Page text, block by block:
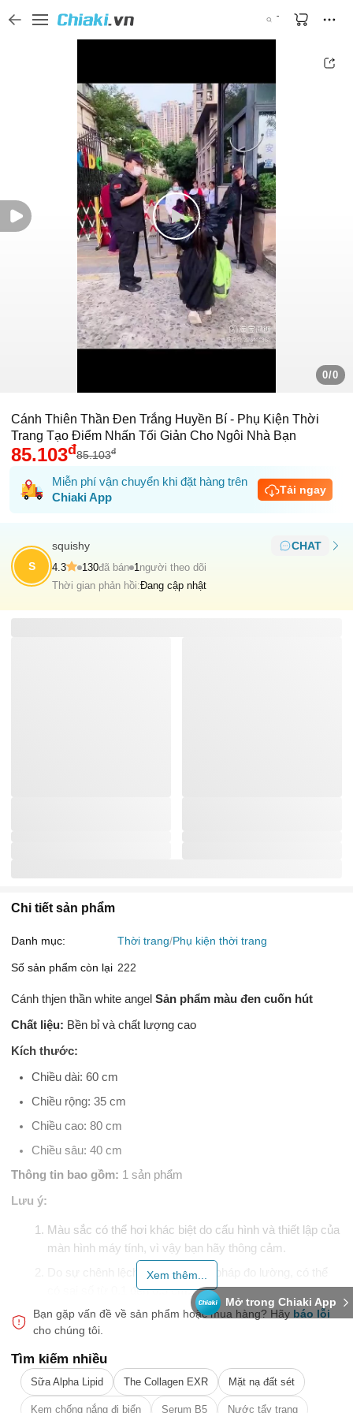
0/0
Mở trong Chiaki App
Cánh Thiên Thần Đen Trắng Huyền Bí - Phụ Kiện Thời
Trang Tạo Điểm Nhấn Tối Giản Cho Ngôi Nhà Bạn
85.103đ85.103đ
Miễn phí vận chuyển khi đặt hàng trên
Chiaki App
Tải ngay
S
squishy CHAT
4.3 130đã bán 1 người theo dõi
Thời gian phản hồi:Đang cập nhật
Chi tiết sản phẩm
Danh mục: Thời trang Phụ kiện thời trang
Số sản phẩm còn lại 222
Cánh thjen thần white angel Sản phẩm màu đen cuốn hút
Chất liệu: Bền bỉ và chất lượng cao
Kích thước:
Chiều dài: 60 cm
Chiều rộng: 35 cm
Chiều cao: 80 cm
Chiều sâu: 40 cm
Thông tin bao gồm: 1 sản phẩm
Lưu ý:
Màu sắc có thể hơi khác biệt do cấu hình và thiết lập của
màn hình máy tính, vì vậy bạn hãy thông cảm.
Do sự chênh lệch trong phương pháp đo lường, có thể
có sai số từ 0,1 đến 0,3 cm.
Tìm kiếm sự hoàn hảo từ cái nhìn đầu tiên? Sản phẩm này
mang đến cho không gian của bạn một nét đẹp bí ẩn với tông
màu đen đầy thu hút. Với chất liệu được chế tác tỉ mỉ, bạn sẽ
cảm nhận được sự bền bỉ và chắc chắn trong từng chi tiết.
Kích thước sản phẩm được điều chỉnh phù hợp với nhiều không
Xem thêm...
Bạn gặp vấn đề về sản phẩm hoặc mua hàng? Hãy báo lỗi
cho chúng tôi.
Tìm kiếm nhiều
Sữa Alpha Lipid The Collagen EXR Mặt nạ đất sét
Kem chống nắng đi biển Serum B5 Nước tẩy trang